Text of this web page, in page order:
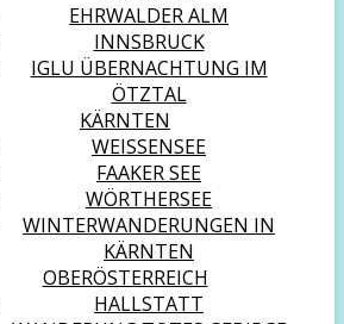
EHRWALDER ALM
INNSBRUCK
IGLU ÜBERNACHTUNG IM
ÖTZTAL
KÄRNTEN
WEISSENSEE
FAAKER SEE
WÖRTHERSEE
WINTERWANDERUNGEN IN
KÄRNTEN
OBERÖSTERREICH
HALLSTATT